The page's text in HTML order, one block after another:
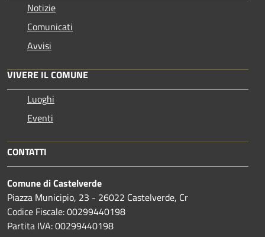
Notizie
Comunicati
Avvisi
VIVERE IL COMUNE
Luoghi
Eventi
CONTATTI
Comune di Castelverde
Piazza Municipio, 23 - 26022 Castelverde, Cr
Codice Fiscale: 00299440198
Partita IVA: 00299440198